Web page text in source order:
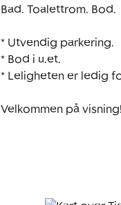
Bad. Toalettrom. Bod.
* Utvendig parkering.
* Bod i u.et.
* Leligheten er ledig
Velkommen på visning!